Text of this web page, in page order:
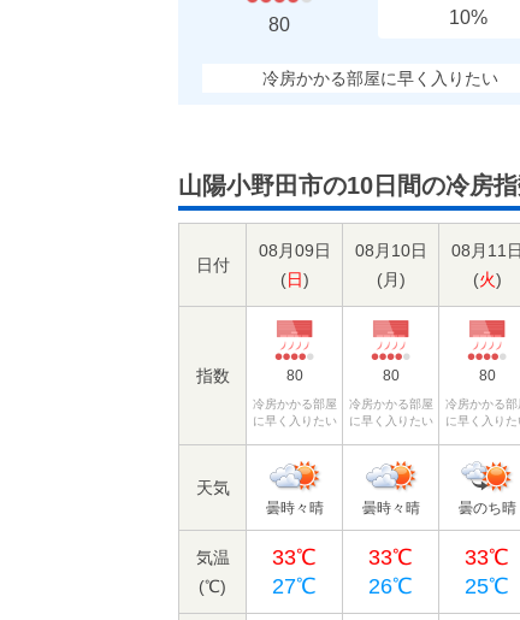
80
10%
冷房かかる部屋に早く入りたい
山陽小野田市の10日間の冷房
日付
08月09日
(日)
08月10日
(月)
08月11日
(火)
指数 80
冷房かかる部屋
に早く入りたい
80
冷房かかる部屋
に早く入りたい
80
冷房かかる部
に早く入りた
天気
曇時々晴 曇時々晴 曇のち晴
気温
(℃)
33℃
27℃
33℃
26℃
33℃
25℃